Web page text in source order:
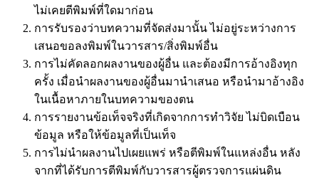
ไม่เคยตีพิมพ์ที่ใดมาก่อน
การรับรองว่าบทความที่จัดส่งมานั้น ไม่อยู่ระหว่างการ
เสนอขอลงพิมพ์ในวารสาร/สิ่งพิมพ์อื่น
การไม่คัดลอกผลงานของผู้อื่น และต้องมีการอ้างอิงทุก
ครั้ง เมื่อนำผลงานของผู้อื่นมานำเสนอ หรือนำมาอ้างอิง
ในเนื้อหาภายในบทความของตน
การรายงานข้อเท็จจริงที่เกิดจากการทำวิจัย ไม่บิดเบือน
ข้อมูล หรือให้ข้อมูลที่เป็นเท็จ
การไม่นำผลงานไปเผยแพร่ หรือตีพิมพ์ในแหล่งอื่น หลัง
จากที่ได้รับการตีพิมพ์กับวารสารผู้ตรวจการแผ่นดิน